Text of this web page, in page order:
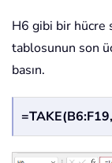
H6 gibi bir hücre
tablosunun son
basın.